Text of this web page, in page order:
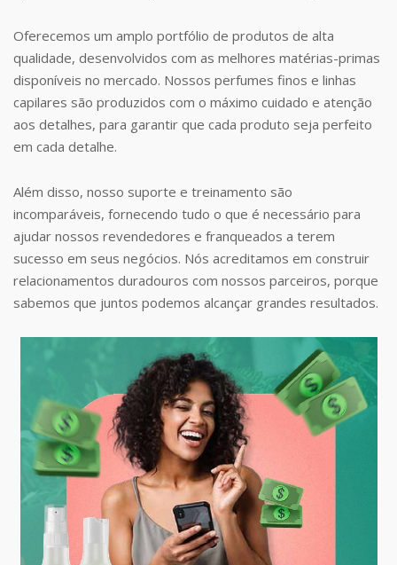
Oferecemos um amplo portfólio de produtos de alta
qualidade, desenvolvidos com as melhores matérias-primas
disponíveis no mercado. Nossos perfumes finos e linhas
capilares são produzidos com o máximo cuidado e atenção
aos detalhes, para garantir que cada produto seja perfeito
em cada detalhe.
Além disso, nosso suporte e treinamento são
incomparáveis, fornecendo tudo o que é necessário para
ajudar nossos revendedores e franqueados a terem
sucesso em seus negócios. Nós acreditamos em construir
relacionamentos duradouros com nossos parceiros, porque
sabemos que juntos podemos alcançar grandes resultados.